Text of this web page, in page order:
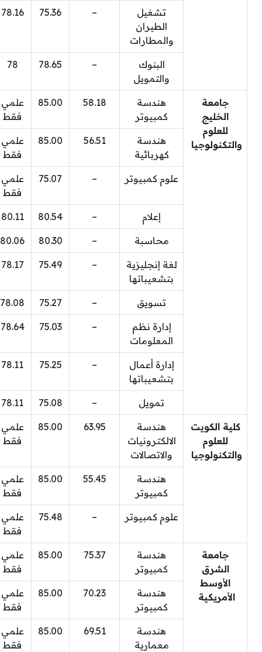
تشغيل
الطيران
والمطارات
–
75.36
78.16
البنوك
والتمويل
–
78.65
78
جامعة
الخليج
للعلوم
والتكنولوجيا
هندسة
كمبيوتر
58.18
85.00
علمي
فقط
هندسة
كهربائية
56.51
85.00
علمي
فقط
علوم كمبيوتر –
75.07
علمي
فقط
إعلام –
80.54
80.11
محاسبة –
80.30
80.06
لغة إنجليزية
بتشعيباتها
–
75.49
78.17
تسويق –
75.27
78.08
إدارة نظم
المعلومات
–
75.03
78.64
إدارة أعمال
بتشعيباتها
–
75.25
78.11
تمويل –
75.08
78.11
كلية الكويت
للعلوم
والتكنولوجيا
هندسة
الالكترونيات
والاتصالات
63.95
85.00
علمي
فقط
هندسة
كمبيوتر
55.45
85.00
علمي
فقط
علوم كمبيوتر –
75.48
علمي
فقط
جامعة
الشرق
الأوسط
الأمريكية
هندسة
كمبيوتر
75.37
85.00
علمي
فقط
هندسة
كمبيوتر
70.23
85.00
علمي
فقط
هندسة
معمارية
69.51
85.00
علمي
فقط